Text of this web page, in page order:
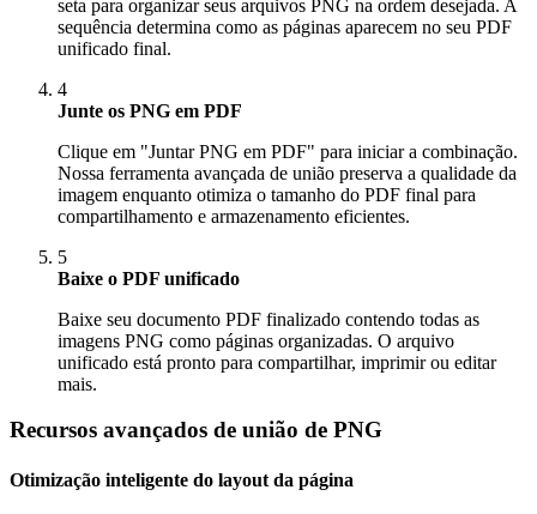
seta para organizar seus arquivos PNG na ordem desejada. A
sequência determina como as páginas aparecem no seu PDF
unificado final.
4
Junte os PNG em PDF
Clique em "Juntar PNG em PDF" para iniciar a combinação.
Nossa ferramenta avançada de união preserva a qualidade da
imagem enquanto otimiza o tamanho do PDF final para
compartilhamento e armazenamento eficientes.
5
Baixe o PDF unificado
Baixe seu documento PDF finalizado contendo todas as
imagens PNG como páginas organizadas. O arquivo
unificado está pronto para compartilhar, imprimir ou editar
mais.
Recursos avançados de união de PNG
Otimização inteligente do layout da página